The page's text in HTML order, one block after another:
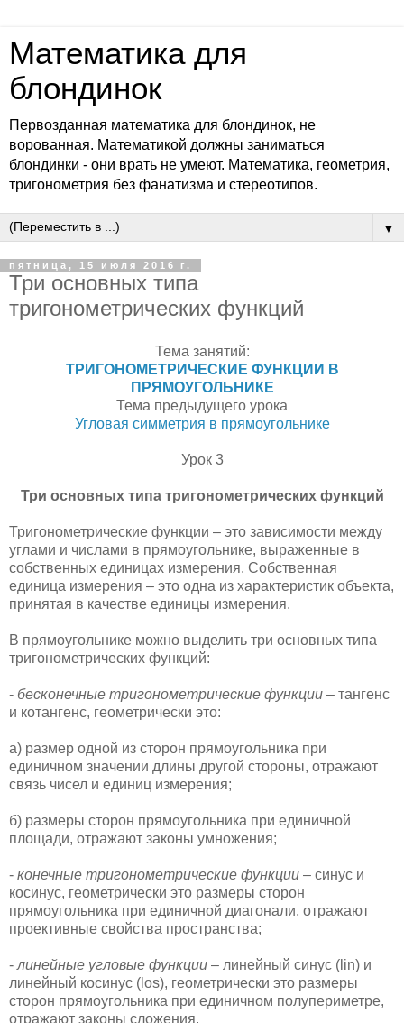
Математика для
блондинок
Первозданная математика для блондинок, не
ворованная. Математикой должны заниматься
блондинки - они врать не умеют. Математика, геометрия,
тригонометрия без фанатизма и стереотипов.
▼
пятница, 15 июля 2016 г.
Три основных типа
тригонометрических функций
Тема занятий:
ТРИГОНОМЕТРИЧЕСКИЕ ФУНКЦИИ В
ПРЯМОУГОЛЬНИКЕ
Тема предыдущего урока
Угловая симметрия в прямоугольнике
Урок 3
Три основных типа тригонометрических функций
Тригонометрические функции – это зависимости между
углами и числами в прямоугольнике, выраженные в
собственных единицах измерения. Собственная
единица измерения – это одна из характеристик объекта,
принятая в качестве единицы измерения.
В прямоугольнике можно выделить три основных типа
тригонометрических функций:
- бесконечные тригонометрические функции – тангенс
и котангенс, геометрически это:
а) размер одной из сторон прямоугольника при
единичном значении длины другой стороны, отражают
связь чисел и единиц измерения;
б) размеры сторон прямоугольника при единичной
площади, отражают законы умножения;
- конечные тригонометрические функции – синус и
косинус, геометрически это размеры сторон
прямоугольника при единичной диагонали, отражают
проективные свойства пространства;
- линейные угловые функции – линейный синус (lin) и
линейный косинус (los), геометрически это размеры
сторон прямоугольника при единичном полупериметре,
отражают законы сложения.